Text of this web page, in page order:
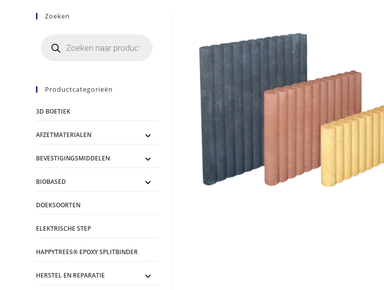
Zoeken
zoeken
Productcategorieën
3D BOETIEK
AFZETMATERIALEN
BEVESTIGINGSMIDDELEN
BIOBASED
DOEKSOORTEN
ELEKTRISCHE STEP
HAPPYTREES® EPOXY SPLITBINDER
HERSTEL EN REPARATIE